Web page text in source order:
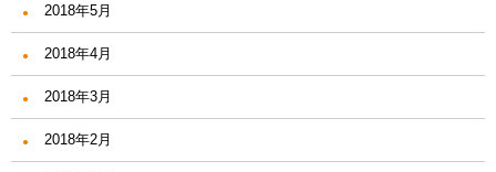
2018年5月
2018年4月
2018年3月
2018年2月